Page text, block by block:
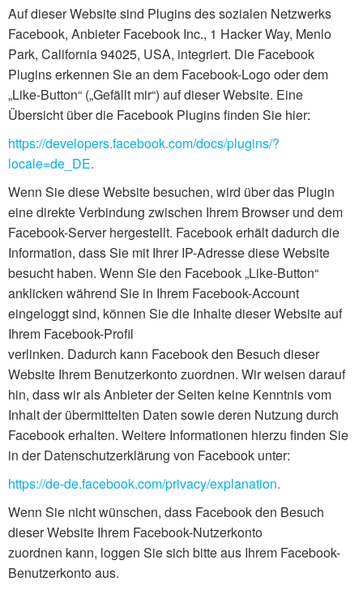
Auf dieser Website sind Plugins des sozialen Netzwerks
Facebook, Anbieter Facebook Inc., 1 Hacker Way, Menlo
Park, California 94025, USA, integriert. Die Facebook
Plugins erkennen Sie an dem Facebook-Logo oder dem
„Like-Button“ („Gefällt mir“) auf dieser Website. Eine
Übersicht über die Facebook Plugins finden Sie hier:
https://developers.facebook.com/docs/plugins/?
locale=de_DE.
Wenn Sie diese Website besuchen, wird über das Plugin
eine direkte Verbindung zwischen Ihrem Browser und dem
Facebook-Server hergestellt. Facebook erhält dadurch die
Information, dass Sie mit Ihrer IP-Adresse diese Website
besucht haben. Wenn Sie den Facebook „Like-Button“
anklicken während Sie in Ihrem Facebook-Account
eingeloggt sind, können Sie die Inhalte dieser Website auf
Ihrem Facebook-Profil
verlinken. Dadurch kann Facebook den Besuch dieser
Website Ihrem Benutzerkonto zuordnen. Wir weisen darauf
hin, dass wir als Anbieter der Seiten keine Kenntnis vom
Inhalt der übermittelten Daten sowie deren Nutzung durch
Facebook erhalten. Weitere Informationen hierzu finden Sie
in der Datenschutzerklärung von Facebook unter:
https://de-de.facebook.com/privacy/explanation.
Wenn Sie nicht wünschen, dass Facebook den Besuch
dieser Website Ihrem Facebook-Nutzerkonto
zuordnen kann, loggen Sie sich bitte aus Ihrem Facebook-
Benutzerkonto aus.